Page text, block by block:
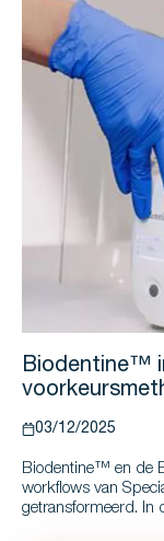
Biodentine™
03/12/2025
Biodentine™ en de
workflows van
getransformeerd. In